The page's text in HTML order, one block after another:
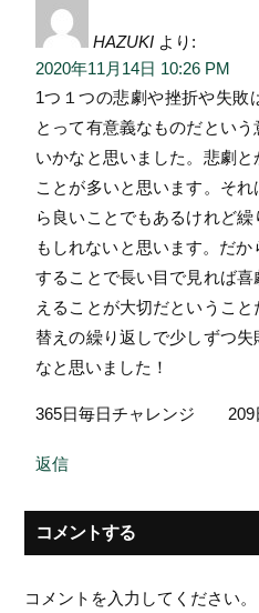
HAZUKI より:
2020年11月14日 10:26 PM
1つ１つの悲劇や挫折や失敗
とって有意義なものだとい
いかなと思いました。悲劇
ことが多いと思います。そ
ら良いことでもあるけれど
もしれないと思います。だ
することで長い目で見れば
えることが大切だというこ
替えの繰り返しで少しずつ
なと思いました！
365日毎日チャレンジ 209
返信
コメントする
コメントを入力してください。